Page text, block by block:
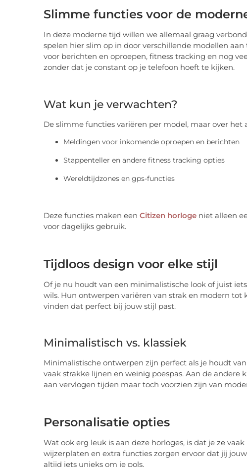
Slimme functies voor de
In deze moderne tijd willen we allemaal graag
spelen hier slim op in door verschillende modellen
voor berichten en oproepen, fitness tracking en nog
zonder dat je constant op je telefoon hoeft te kijken.
Wat kun je verwachten?
De slimme functies variëren per model, maar over het
Meldingen voor inkomende oproepen en berichten
Stappenteller en andere fitness tracking opties
Wereldtijdzones en gps-functies
Deze functies maken een Citizen horloge niet alleen
voor dagelijks gebruik.
Tijdloos design voor elke stijl
Of je nu houdt van een minimalistische look of juist
wils. Hun ontwerpen variëren van strak en modern
vinden dat perfect bij jouw stijl past.
Minimalistisch vs. klassiek
Minimalistische ontwerpen zijn perfect als je houdt
vaak strakke lijnen en weinig poespas. Aan de
aan vervlogen tijden maar toch voorzien zijn van
Personalisatie opties
Wat ook erg leuk is aan deze horloges, is dat je ze
wijzerplaten en extra functies zorgen ervoor dat jij
altijd iets unieks om je pols.